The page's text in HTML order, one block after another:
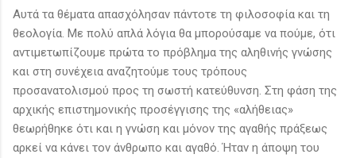
Αυτά τα θέματα απασχόλησαν πάντοτε τη φιλοσοφία και τη
θεολογία. Με πολύ απλά λόγια θα μπορούσαμε να πούμε, ότι
αντιμετωπίζουμε πρώτα το πρόβλημα της αληθινής γνώσης
και στη συνέχεια αναζητούμε τους τρόπους
προσανατολισμού προς τη σωστή κατεύθυνση. Στη φάση της
αρχικής επιστημονικής προσέγγισης της «αλήθειας»
θεωρήθηκε ότι και η γνώση και μόνον της αγαθής πράξεως
αρκεί να κάνει τον άνθρωπο και αγαθό. Ήταν η άποψη του